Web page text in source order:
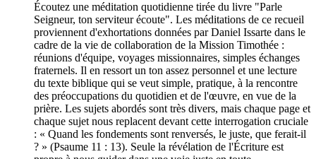
Écoutez une méditation quotidienne tirée du livre "Parle
Seigneur, ton serviteur écoute". Les méditations de ce recueil
proviennent d'exhortations données par Daniel Issarte dans le
cadre de la vie de collaboration de la Mission Timothée :
réunions d'équipe, voyages missionnaires, simples échanges
fraternels. Il en ressort un ton assez personnel et une lecture
du texte biblique qui se veut simple, pratique, à la rencontre
des préoccupations du quotidien et de l'œuvre, en vue de la
prière. Les sujets abordés sont très divers, mais chaque page et
chaque sujet nous replacent devant cette interrogation cruciale
: « Quand les fondements sont renversés, le juste, que ferait-il
? » (Psaume 11 : 13). Seule la révélation de l'Écriture est